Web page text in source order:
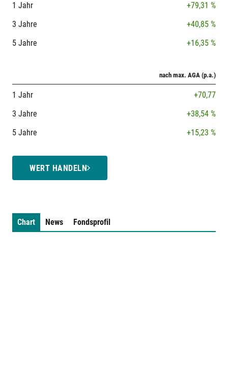
1 Jahr
+79,31 %
3 Jahre
+40,85 %
5 Jahre
+16,35 %
nach max. AGA (p.a.)
1 Jahr
+70,77
3 Jahre
+38,54 %
5 Jahre
+15,23 %
WERT HANDELN
Chart News Fondsprofil